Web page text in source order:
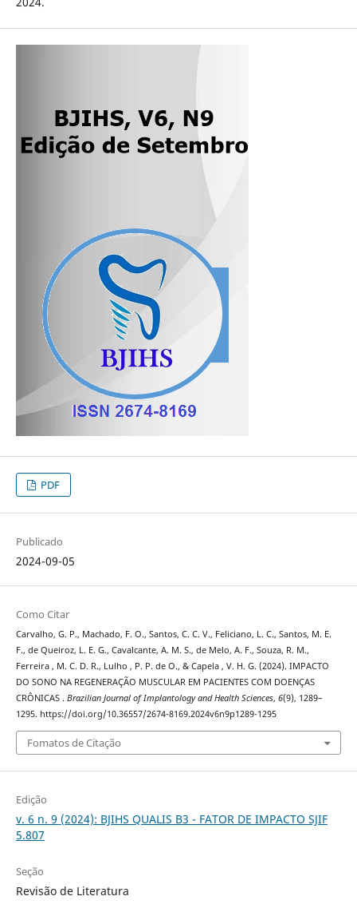
PDF
Publicado
2024-09-05
Como Citar
Carvalho, G. P., Machado, F. O., Santos, C. C. V., Feliciano, L. C., Santos, M. E.
F., de Queiroz, L. E. G., Cavalcante, A. M. S., de Melo, A. F., Souza, R. M.,
Ferreira , M. C. D. R., Lulho , P. P. de O., & Capela , V. H. G. (2024). IMPACTO
DO SONO NA REGENERAÇÃO MUSCULAR EM PACIENTES COM DOENÇAS
CRÔNICAS . Brazilian Journal of Implantology and Health Sciences, 6(9), 1289–
1295. https://doi.org/10.36557/2674-8169.2024v6n9p1289-1295
Fomatos de Citação
Edição
v. 6 n. 9 (2024): BJIHS QUALIS B3 - FATOR DE IMPACTO SJIF
5.807
Seção
Revisão de Literatura